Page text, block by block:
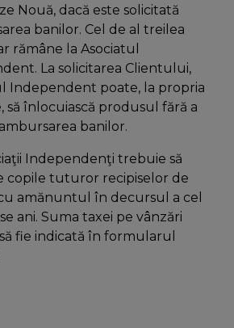
Nouă, dacă este solicitată
banilor. Cel de al treilea
rămâne la Asociatul
La solicitarea Clientului,
Independent poate, la propria
să înlocuiască produsul fără a
banilor.
Independenţi trebuie să
copile tuturor recipiselor de
amănuntul în decursul a cel
ani. Suma taxei pe vânzări
fie indicată în formularul